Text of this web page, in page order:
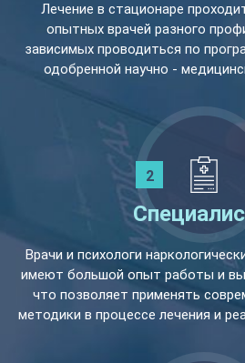
Лечение в стационаре
опытных врачей разного
зависимых проводиться по
одобренной научно -
Врачи и психологи
имеют большой опыт работы и
что позволяет применять
методики в процессе лечения и